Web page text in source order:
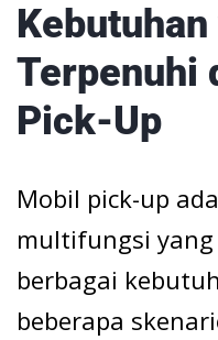
Terpenuhi
Pick-Up
Mobil pick-up
multifungsi
berbagai
beberapa